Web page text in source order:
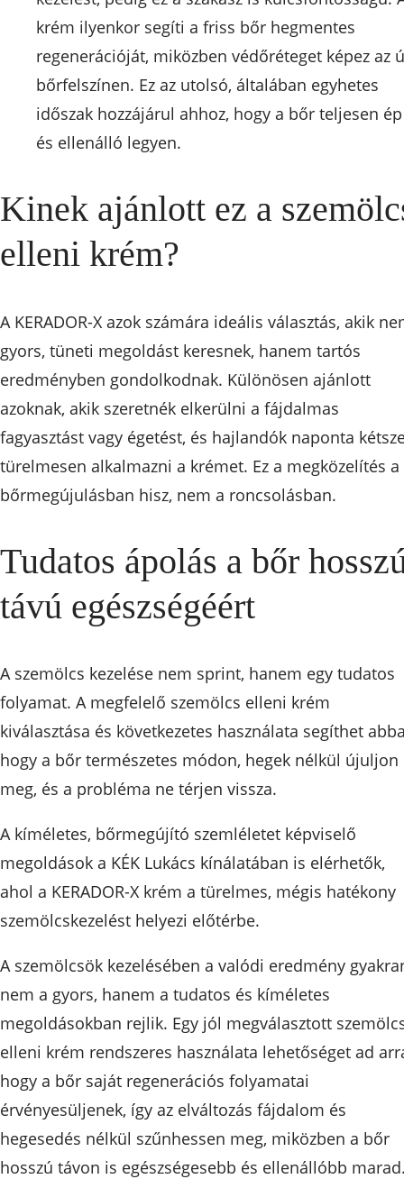
krém ilyenkor segíti a friss bőr hegmentes
regenerációját, miközben védőréteget képez az
bőrfelszínen. Ez az utolsó, általában egyhetes
időszak hozzájárul ahhoz, hogy a bőr teljesen ép
és ellenálló legyen.
Kinek ajánlott ez a
elleni krém?
A KERADOR-X azok számára ideális választás, akik
gyors, tüneti megoldást keresnek, hanem tartós
eredményben gondolkodnak. Különösen ajánlott
azoknak, akik szeretnék elkerülni a fájdalmas
fagyasztást vagy égetést, és hajlandók naponta
türelmesen alkalmazni a krémet. Ez a megközelítés a
bőrmegújulásban hisz, nem a roncsolásban.
Tudatos ápolás a bőr
távú egészségéért
A szemölcs kezelése nem sprint, hanem egy tudatos
folyamat. A megfelelő szemölcs elleni krém
kiválasztása és következetes használata segíthet
hogy a bőr természetes módon, hegek nélkül újuljon
meg, és a probléma ne térjen vissza.
A kíméletes, bőrmegújító szemléletet képviselő
megoldások a KÉK Lukács kínálatában is elérhetők,
ahol a KERADOR-X krém a türelmes, mégis hatékony
szemölcskezelést helyezi előtérbe.
A szemölcsök kezelésében a valódi eredmény
nem a gyors, hanem a tudatos és kíméletes
megoldásokban rejlik. Egy jól megválasztott
elleni krém rendszeres használata lehetőséget ad
hogy a bőr saját regenerációs folyamatai
érvényesüljenek, így az elváltozás fájdalom és
hegesedés nélkül szűnhessen meg, miközben a bőr
hosszú távon is egészségesebb és ellenállóbb